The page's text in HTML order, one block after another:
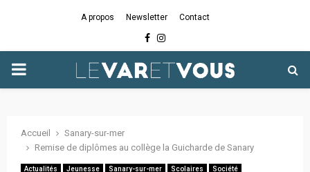
A propos Newsletter Contact
Facebook
Instagram
PRIMARY
Accueil
Sanary-sur-mer
Remise de diplômes au collège la Guicharde de Sanary
Actualités Jeunesse Sanary-sur-mer Scolaires Société